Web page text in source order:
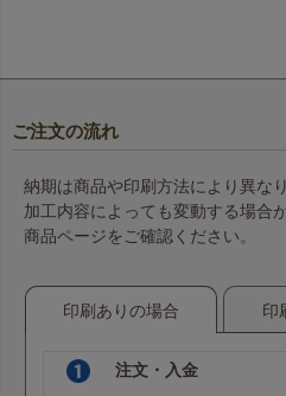
ご注文の流れ
納期は商品や印刷方法により異な
加工内容によっても変動する場合
商品ページをご確認ください。
印刷ありの場合 印
注文・入金